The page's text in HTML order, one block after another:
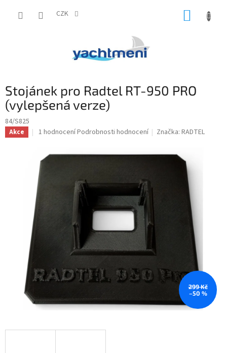
CZK
Stojánek pro Radtel RT-950 PRO
(vylepšená verze)
84/S825
Akce
Průměrné
je
5,0
z
5
1 hodnoceníPodrobnosti hodnocení Značka:RADTEL
299 Kč
–50 %